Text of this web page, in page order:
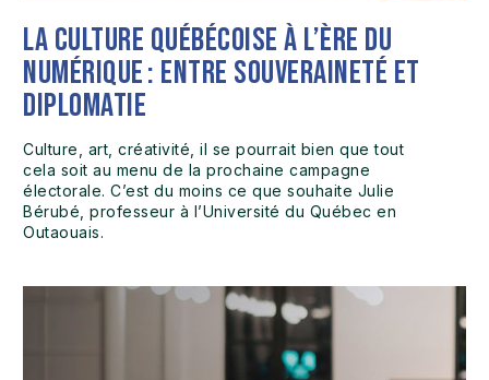
La culture québécoise à l’ère du
numérique : entre souveraineté et
diplomatie
Culture, art, créativité, il se pourrait bien que tout
cela soit au menu de la prochaine campagne
électorale. C’est du moins ce que souhaite Julie
Bérubé, professeur à l’Université du Québec en
Outaouais.